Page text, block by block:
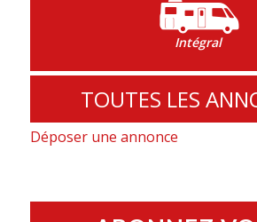
Intégral
TOUTES LES
Déposer une annonce